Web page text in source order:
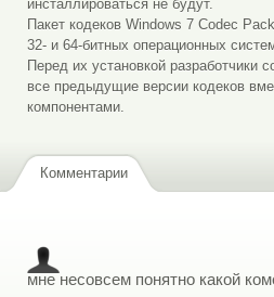
инсталлироваться не будут.
Пакет кодеков Windows 7 Codec
32- и 64-битных операционных
Перед их установкой разработчики
все предыдущие версии кодеков
компонентами.
Комментарии
мне несовсем понятно какой